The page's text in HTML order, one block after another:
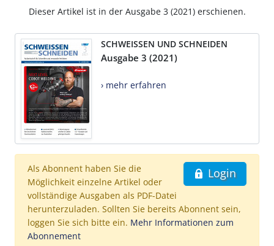
Dieser Artikel ist in der Ausgabe 3 (2021) erschienen.
SCHWEISSEN UND SCHNEIDEN
Ausgabe 3 (2021)
› mehr erfahren
Login
Als Abonnent haben Sie die
Möglichkeit einzelne Artikel oder
vollständige Ausgaben als PDF-Datei
herunterzuladen. Sollten Sie bereits Abonnent sein,
loggen Sie sich bitte ein. Mehr Informationen zum
Abonnement